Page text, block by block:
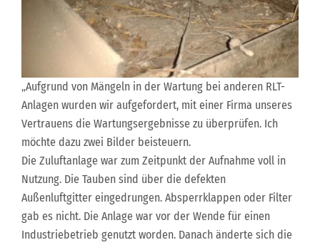
„Aufgrund von Mängeln in der Wartung bei anderen RLT-
Anlagen wurden wir aufgefordert, mit einer Firma unseres
Vertrauens die Wartungsergebnisse zu überprüfen. Ich
möchte dazu zwei Bilder beisteuern.
Die Zuluftanlage war zum Zeitpunkt der Aufnahme voll in
Nutzung. Die Tauben sind über die defekten
Außenluftgitter eingedrungen. Absperrklappen oder Filter
gab es nicht. Die Anlage war vor der Wende für einen
Industriebetrieb genutzt worden. Danach änderte sich die